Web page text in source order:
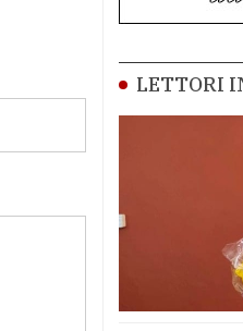
LETTORI